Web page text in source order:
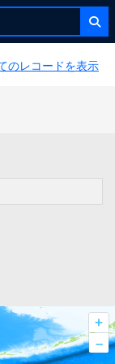
のレコードを表示
+
–